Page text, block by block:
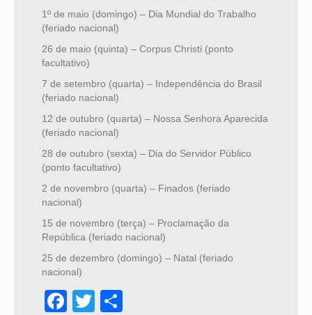
1º de maio (domingo) – Dia Mundial do Trabalho
(feriado nacional)
26 de maio (quinta) – Corpus Christi (ponto
facultativo)
7 de setembro (quarta) – Independência do Brasil
(feriado nacional)
12 de outubro (quarta) – Nossa Senhora Aparecida
(feriado nacional)
28 de outubro (sexta) – Dia do Servidor Público
(ponto facultativo)
2 de novembro (quarta) – Finados (feriado
nacional)
15 de novembro (terça) – Proclamação da
República (feriado nacional)
25 de dezembro (domingo) – Natal (feriado
nacional)
Facebook
Twitter